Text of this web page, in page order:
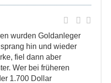
wurden Goldanleger
hin und wieder
fiel dann aber
Wer bei früheren
1.700 Dollar